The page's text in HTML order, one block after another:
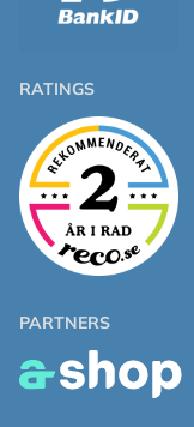
RATINGS
PARTNERS